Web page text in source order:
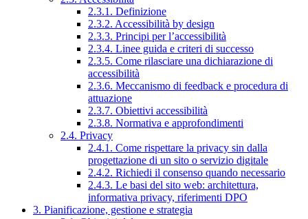
2.3.1. Definizione
2.3.2. Accessibilità by design
2.3.3. Principi per l’accessibilità
2.3.4. Linee guida e criteri di successo
2.3.5. Come rilasciare una dichiarazione di
accessibilità
2.3.6. Meccanismo di feedback e procedura di
attuazione
2.3.7. Obiettivi accessibilità
2.3.8. Normativa e approfondimenti
2.4. Privacy
2.4.1. Come rispettare la privacy sin dalla
progettazione di un sito o servizio digitale
2.4.2. Richiedi il consenso quando necessario
2.4.3. Le basi del sito web: architettura,
informativa privacy, riferimenti DPO
3. Pianificazione, gestione e strategia